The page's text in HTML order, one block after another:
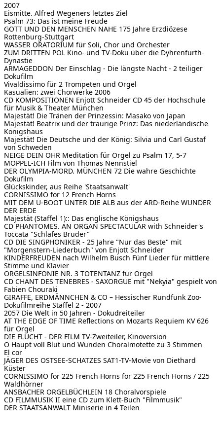
2007
Eismitte. Alfred Wegeners letztes Ziel
Psalm 73: Das ist meine Freude
GOTT UND DEN MENSCHEN NAHE 175 Jahre Erzdiözese
Rottenburg-Stuttgart
WASSER ORATORIUM für Soli, Chor und Orchester
ZUM DRITTEN POL Kino- und TV-Doku über die Dyhrenfurth-
Dynastie
ARMAGEDDON Der Einschlag - Die längste Nacht - 2 teiliger
Dokufilm
Vivaldissimo für 2 Trompeten und Orgel
Kasualien: zwei Chorwerke 2006
CD KOMPOSITIONEN Enjott Schneider CD 45 der Hochschule
für Musik & Theater München
Majestät! Die Tränen der Prinzessin: Masako von Japan
Majestät! Beatrix und der traurige Prinz: Das niederländische
Königshaus
Majestät! Die Deutsche und der König: Silvia und Carl Gustaf
von Schweden
NEIGE DEIN OHR Meditation für Orgel zu Psalm 17, 5-7
MOPPEL-ICH Film von Thomas Nennstiel
DER OLYMPIA-MORD. MÜNCHEN 72 Die wahre Geschichte
Dokufilm
Glückskinder, aus Reihe 'Staatsanwalt'
CORNISSIMO for 12 French Horns
MIT DEM U-BOOT UNTER DIE ALB aus der ARD-Reihe WUNDER
DER ERDE
Majestät (Staffel 1):: Das englische Königshaus
CD PHANTOMES. AN ORGAN SPECTACULAR with Schneider's
Toccata "Schlafes Bruder"
CD DIE SINGPHONIKER - 25 Jahre "Nur das Beste" mit
"Morgenstern-Liederbuch" von Enjott Schneider
KINDERFREUDEN nach Wilhelm Busch Fünf Lieder für mittlere
Stimme und Klavier
ORGELSINFONIE NR. 3 TOTENTANZ für Orgel
CD CHANT DES TENEBRES - SAXORGUE mit "Nekyia" gespielt von
Fabien Chouraki
GIRAFFE, ERDMÄNNCHEN & CO – Hessischer Rundfunk Zoo-
Dokufilmreihe Staffel 2 - 2007
2057 Die Welt in 50 Jahren - Dokudreiteiler
AT THE EDGE OF TIME Reflections on Mozarts Requiem KV 626
für Orgel
DIE FLUCHT - DER FILM TV-Zweiteiler, Kinoversion
O Haupt voll Blut und Wunden Choralmotette zu 3 Stimmen
El cor
JÄGER DES OSTSEE-SCHATZES SAT1-TV-Movie von Diethard
Küster
CORNISSIMO for 225 French Horns for 225 French Horns / 225
Waldhörner
ANSBACHER ORGELBÜCHLEIN 18 Choralvorspiele
CD FILMMUSIK II eine CD zum Klett-Buch "Filmmusik"
DER STAATSANWALT Miniserie in 4 Teilen